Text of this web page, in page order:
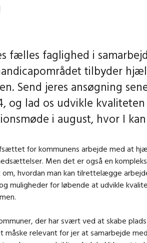
fælles faglighed i
tilbyder
Send jeres ansøgning
og lad os udvikle kvaliteten
i august, hvor I
for kommunens arbejde med at
Men det er også en
hvordan man kan tilrettelægge
muligheder for løbende at udvikle
der har svært ved at skabe
måske relevant for jer at samarbejde